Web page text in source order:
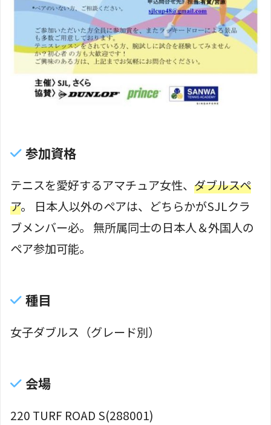
参加資格
テニスを愛好するアマチュア女性、 ダブルスペ
ア。 日本人以外のペアは、どちらかがSJLクラ
ブメンバー必。 無所属同士の日本人＆外国人の
ペア参加可能。
種目
女子ダブルス（グレード別）
会場
220 TURF ROAD S(288001)